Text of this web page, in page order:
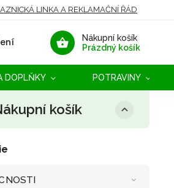
LINKA A REKLAMAČNÍ ŘÁD
Nákupní košík
Prázdný košík
DOPLŇKY POTRAVINY
košík